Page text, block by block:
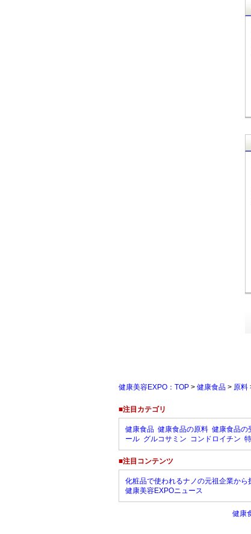
健康美容EXPO：TOP > 健康食品 > 原料
■注目カテゴリ
健康食品 健康食品の原料 健康食品の
ール グルコサミン コンドロイチン
■注目コンテンツ
化粧品で使われるナノの元祖企業から
健康美容EXPOニュース
健康